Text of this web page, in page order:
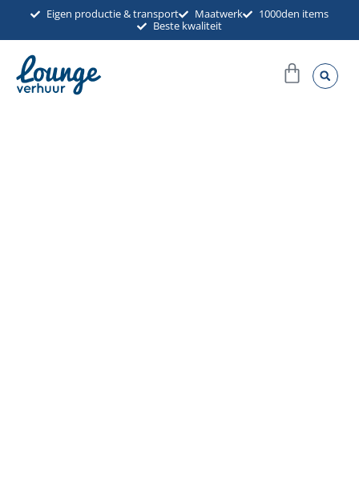
inhoud
Eigen productie & transport Maatwerk
1000den items
Beste kwaliteit